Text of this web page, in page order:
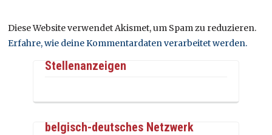
Diese Website verwendet Akismet, um Spam zu reduzieren.
Erfahre, wie deine Kommentardaten verarbeitet werden.
Stellenanzeigen
belgisch-deutsches Netzwerk